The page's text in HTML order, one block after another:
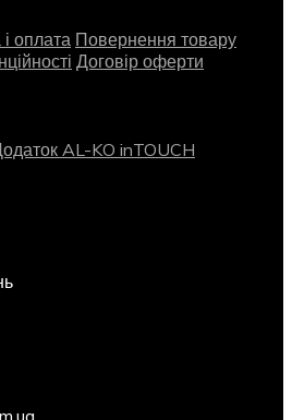
оплата Повернення товару
Договір оферти
AL-KO inTOUCH